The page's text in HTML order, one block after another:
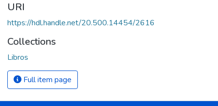
URI
https://hdl.handle.net/20.500.14454/2616
Collections
Libros
Full item page